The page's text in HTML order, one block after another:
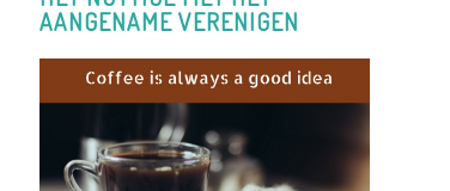
AANGENAME VERENIGEN